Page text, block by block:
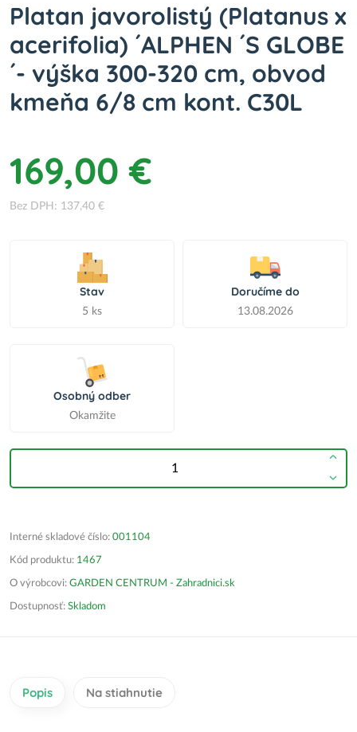
Platan javorolistý (Platanus x
acerifolia) ´ALPHEN ´S GLOBE
´- výška 300-320 cm, obvod
kmeňa 6/8 cm kont. C30L
169,00 €
Bez DPH: 137,40 €
Stav
5 ks
Doručíme do
13.08.2026
Osobný odber
Okamžite
Interné skladové číslo: 001104
Kód produktu: 1467
O výrobcovi: GARDEN CENTRUM - Zahradnici.sk
Dostupnosť: Skladom
Popis Na stiahnutie